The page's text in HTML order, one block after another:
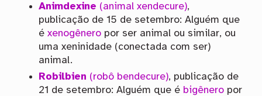
Animdexine (animal xendecure),
publicação de 15 de setembro: Alguém que
é xenogêneropor ser animal ou similar, ou
uma xeninidade (conectada com ser)
animal.
Robilbien (robô bendecure), publicação de
21 de setembro: Alguém que é bigêneropor